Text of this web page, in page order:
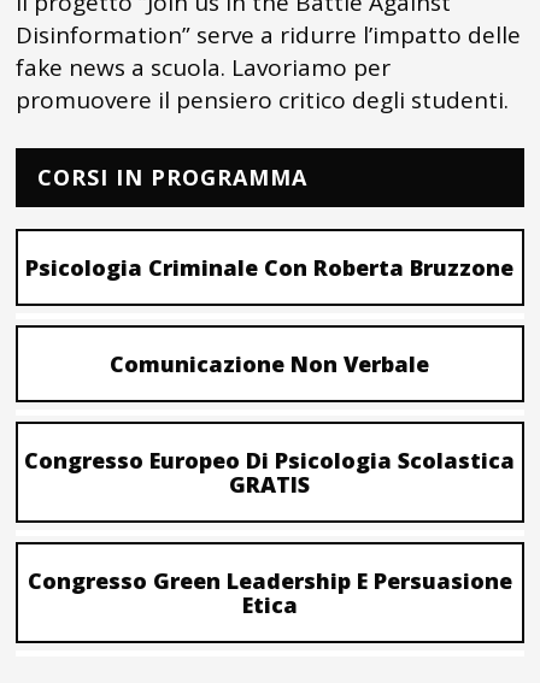
Disinformation” serve a ridurre l’impatto delle
fake news a scuola. Lavoriamo per
promuovere il pensiero critico degli studenti.
CORSI IN PROGRAMMA
Psicologia Criminale Con Roberta Bruzzone
Comunicazione Non Verbale
Congresso Europeo Di Psicologia Scolastica
GRATIS
Congresso Green Leadership E Persuasione
Etica